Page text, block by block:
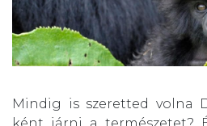
Mindig is szeretted volna